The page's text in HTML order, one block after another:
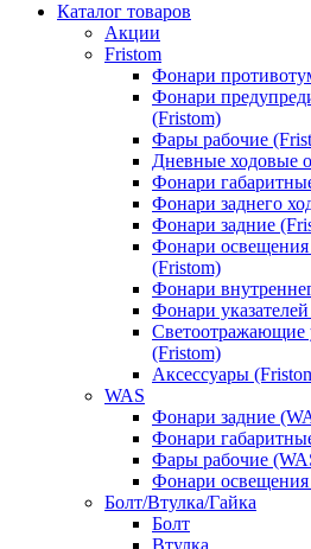
Каталог товаров
Акции
Fristom
Фонари
Фонари
(Fristom)
Фары рабочие
Дневные ходовые
Фонари
Фонари заднего
Фонари задние
Фонари освещения
(Fristom)
Фонари
Фонари
Светоотражающие
(Fristom)
Аксессуары
WAS
Фонари задние
Фонари
Фары рабочие
Фонари освещения
Болт/Втулка/Гайка
Болт
Втулка